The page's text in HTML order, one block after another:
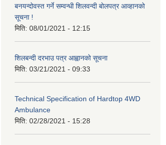
बनयन्दोवस्त गर्ने सम्वन्धी शिलवन्दी बोलपत्र आव्हानको
सूचना !
मिति: 08/01/2021 - 12:15
शिलबन्दी दरभाउ पत्र आह्वानको सूचना
मिति: 03/21/2021 - 09:33
Technical Specification of Hardtop 4WD
Ambulance
मिति: 02/28/2021 - 15:28